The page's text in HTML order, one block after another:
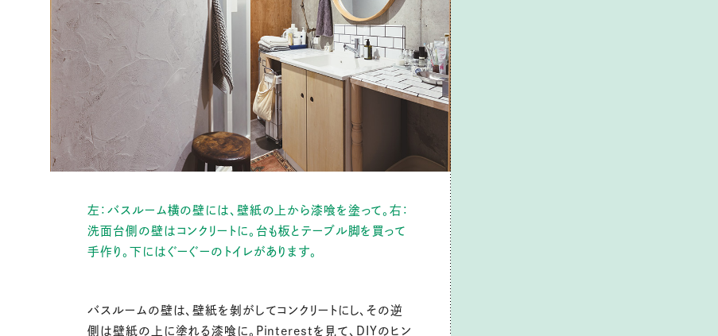
左：バスルーム横の壁には、壁紙の上から漆喰を塗って。右：
洗面台側の壁はコンクリートに。台も板とテーブル脚を買って
手作り。下にはぐーぐーのトイレがあります。
バスルームの壁は、壁紙を剝がしてコンクリートにし、その逆
側は壁紙の上に塗れる漆喰に。Pinterestを見て、DIYのヒン